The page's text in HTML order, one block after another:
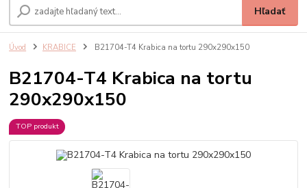
Hľadať
Úvod KRABICE B21704-T4 Krabica na tortu 290x290x150
B21704-T4 Krabica na tortu
290x290x150
TOP produkt